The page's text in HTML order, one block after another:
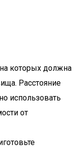
которых должна
Расстояние
использовать
от